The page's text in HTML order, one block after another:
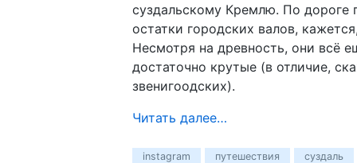
суздальскому Кремлю. По дороге
остатки городских валов,
Несмотря на древность, они всё
достаточно крутые (в отличие,
звенигоодских).
Читать далее…
instagram путешествия суздаль